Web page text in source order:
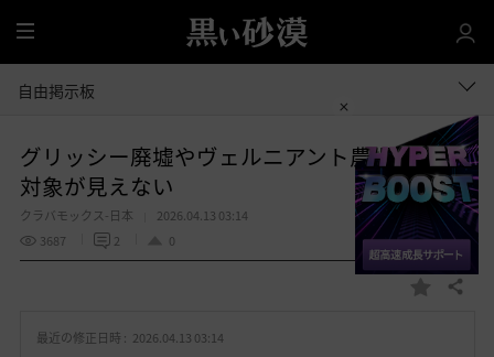
全
体
自由掲示板
グリッシー廃墟やヴェルニアント農場で発掘
対象が見えない
クラバモックス-日本
2026.04.13 03:14
3687
2 0
お 共有する
最近の修正日時 : 2026.04.13 03:14